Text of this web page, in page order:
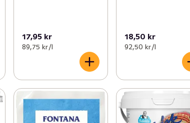
17,95 kr
89,75 kr /l
18,50 kr
92,50 kr /l